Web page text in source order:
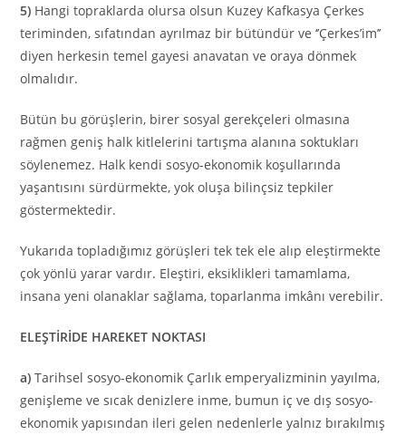
5) Hangi topraklarda olursa olsun Kuzey Kafkasya Çerkes
teriminden, sıfatından ayrılmaz bir bütündür ve ‘’Çerkes’im’’
diyen herkesin temel gayesi anavatan ve oraya dönmek
olmalıdır.
Bütün bu görüşlerin, birer sosyal gerekçeleri olmasına
rağmen geniş halk kitlelerini tartışma alanına soktukları
söylenemez. Halk kendi sosyo-ekonomik koşullarında
yaşantısını sürdürmekte, yok oluşa bilinçsiz tepkiler
göstermektedir.
Yukarıda topladığımız görüşleri tek tek ele alıp eleştirmekte
çok yönlü yarar vardır. Eleştiri, eksiklikleri tamamlama,
insana yeni olanaklar sağlama, toparlanma imkânı verebilir.
ELEŞTİRİDE HAREKET NOKTASI
a)Tarihsel sosyo-ekonomik Çarlık emperyalizminin yayılma,
genişleme ve sıcak denizlere inme, bumun iç ve dış sosyo-
ekonomik yapısından ileri gelen nedenlerle yalnız bırakılmış